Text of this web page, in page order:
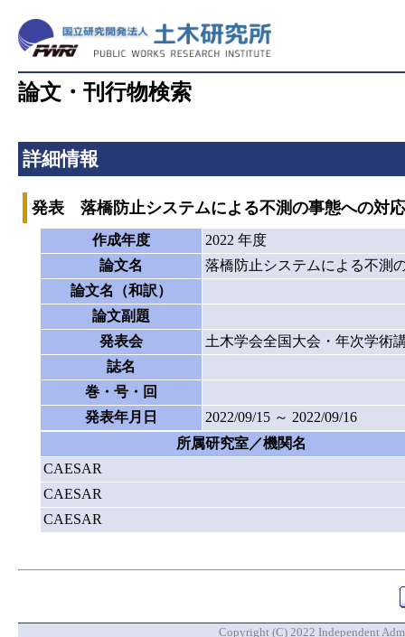
論文・刊行物検索
詳細情報
発表 落橋防止システムによる不測の事態への対
作成年度
2022 年度
論文名
落橋防止システムによる不測
論文名（和訳）
論文副題
発表会
土木学会全国大会・年次学術
誌名
巻・号・回
発表年月日
2022/09/15 ～ 2022/09/16
所属研究室／機関名
CAESAR
CAESAR
CAESAR
Copyright (C) 2022 Independent